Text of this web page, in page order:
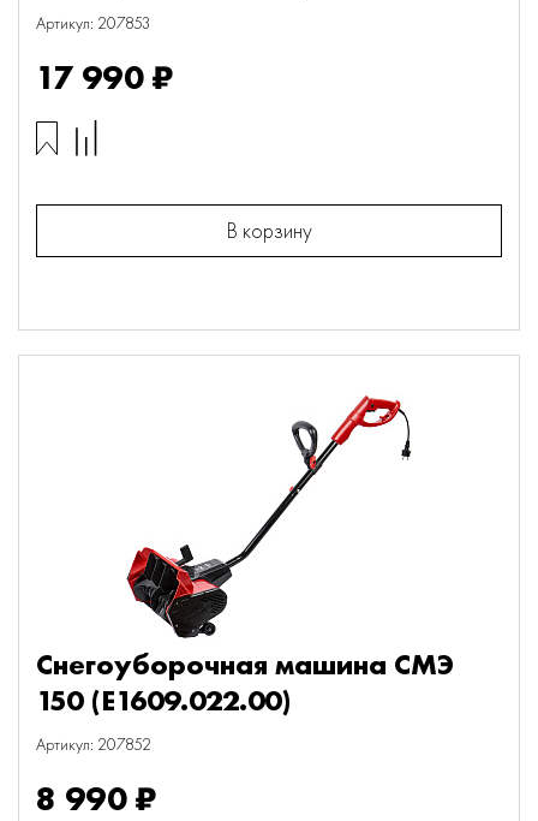
Артикул: 207853
17 990 ₽
В корзину
Снегоуборочная машина СМЭ
150 (E1609.022.00)
Артикул: 207852
8 990 ₽